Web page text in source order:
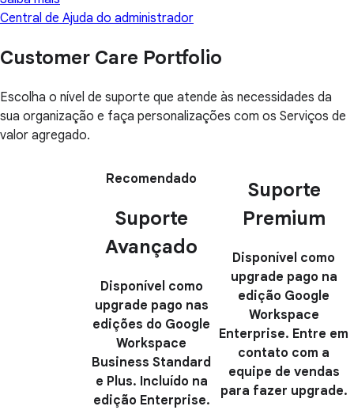
Central de Ajuda do administrador
Customer Care Portfolio
Escolha o nível de suporte que atende às necessidades da
sua organização e faça personalizações com os Serviços de
valor agregado.
Recomendado
Suporte
Avançado
Disponível como
upgrade pago nas
edições do Google
Workspace
Business Standard
e Plus. Incluído na
edição Enterprise.
Suporte
Premium
Disponível como
upgrade pago na
edição Google
Workspace
Enterprise. Entre em
contato com a
equipe de vendas
para fazer upgrade.